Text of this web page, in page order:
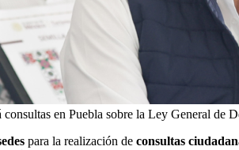
en Puebla sobre la Ley General de
para la realización de consultas